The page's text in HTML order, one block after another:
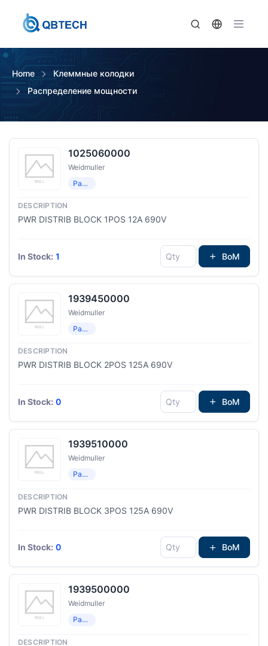
Home
Клеммные колодки
Распределение мощности
1025060000
Weidmuller
Распределение мощности
PWR DISTRIB BLOCK 1POS 12A 690V
In Stock: 1 BoM
1939450000
Weidmuller
Распределение мощности
PWR DISTRIB BLOCK 2POS 125A 690V
In Stock: 0 BoM
1939510000
Weidmuller
Распределение мощности
PWR DISTRIB BLOCK 3POS 125A 690V
In Stock: 0 BoM
1939500000
Weidmuller
Распределение мощности